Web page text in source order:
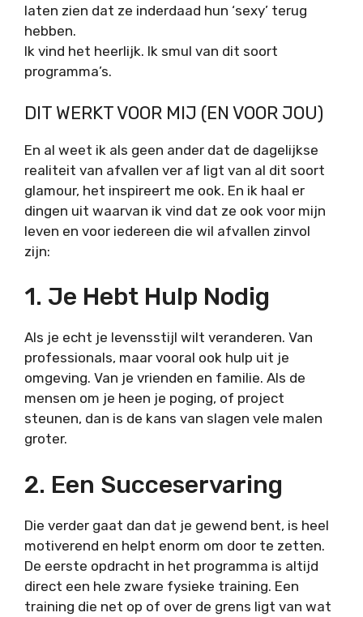
laten zien dat ze inderdaad hun ‘sexy’ terug
hebben.
Ik vind het heerlijk. Ik smul van dit soort
programma’s.
DIT WERKT VOOR MIJ (EN VOOR JOU)
En al weet ik als geen ander dat de dagelijkse
realiteit van afvallen ver af ligt van al dit soort
glamour, het inspireert me ook. En ik haal er
dingen uit waarvan ik vind dat ze ook voor mijn
leven en voor iedereen die wil afvallen zinvol
zijn:
1. Je Hebt Hulp Nodig
Als je echt je levensstijl wilt veranderen. Van
professionals, maar vooral ook hulp uit je
omgeving. Van je vrienden en familie. Als de
mensen om je heen je poging, of project
steunen, dan is de kans van slagen vele malen
groter.
2. Een Succeservaring
Die verder gaat dan dat je gewend bent, is heel
motiverend en helpt enorm om door te zetten.
De eerste opdracht in het programma is altijd
direct een hele zware fysieke training. Een
training die net op of over de grens ligt van wat